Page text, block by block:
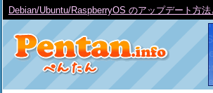
Debian/Ubuntu/RaspberryOS のアップデート方